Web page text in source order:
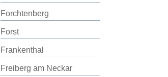
Forchtenberg
Forst
Frankenthal
Freiberg am Neckar